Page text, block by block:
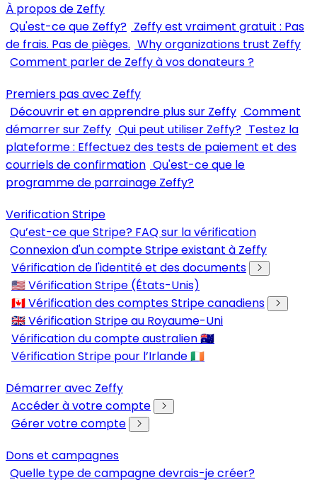
À propos de Zeffy
Qu'est-ce que Zeffy? Zeffy est vraiment gratuit : Pas
de frais. Pas de pièges. Why organizations trust Zeffy
Comment parler de Zeffy à vos donateurs ?
Premiers pas avec Zeffy
Découvrir et en apprendre plus sur Zeffy Comment
démarrer sur Zeffy Qui peut utiliser Zeffy? Testez la
plateforme : Effectuez des tests de paiement et des
courriels de confirmation Qu'est-ce que le
programme de parrainage Zeffy?
Verification Stripe
Qu’est-ce que Stripe? FAQ sur la vérification
Connexion d'un compte Stripe existant à Zeffy
Vérification de l'identité et des documents
🇺🇸 Vérification Stripe (États-Unis)
🇨🇦 Vérification des comptes Stripe canadiens
🇬🇧 Vérification Stripe au Royaume-Uni
Vérification du compte australien 🇦🇺
Vérification Stripe pour l’Irlande 🇮🇪
Démarrer avec Zeffy
Accéder à votre compte
Gérer votre compte
Dons et campagnes
Quelle type de campagne devrais-je créer?